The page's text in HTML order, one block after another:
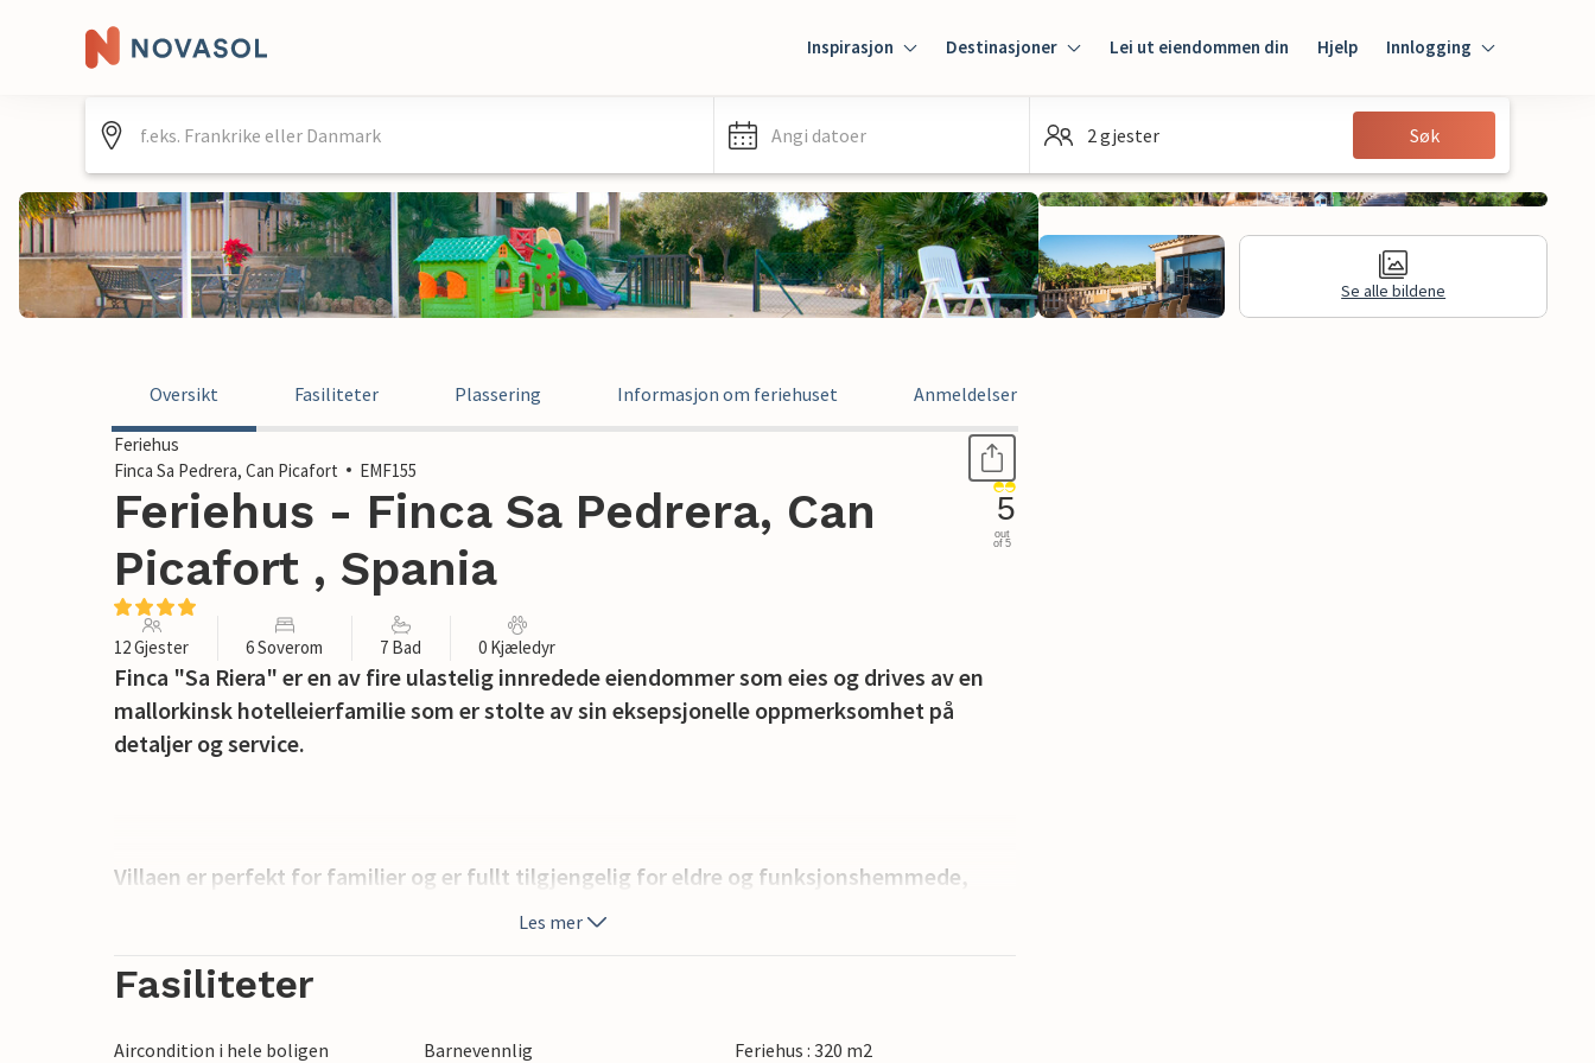
Inspirasjon Destinasjoner Lei ut eiendommen din Hjelp Innlogging
Innlogging
Gjest
Angi datoer 2 gjester Søk
Se alle bildene
Oversikt Fasiliteter Plassering Informasjon om feriehuset Anmeldelser
Feriehus
Finca Sa Pedrera, Can Picafort
EMF155
Feriehus - Finca Sa Pedrera, Can
Picafort , Spania
5
out
of 5
12 Gjester 6 Soverom 7 Bad 0 Kjæledyr
Finca "Sa Riera" er en av fire ulastelig innredede eiendommer som eies og drives av en
mallorkinsk hotelleierfamilie som er stolte av sin eksepsjonelle oppmerksomhet på
detaljer og service.
Villaen er perfekt for familier og er fullt tilgjengelig for eldre og funksjonshemmede,
med en alternativ rampe for alle trinnene som fører opp til villaens hovedinngang og
store terrasse har rikelig med solsenger, parasoller og sittegrupper.
Villaen er lys og luftig innvendig, med en kombinert stue og spisestue og et fullt utstyrt
Les mer
Fasiliteter
Aircondition i hele boligen Barnevennlig
Feriehus : 320 m2